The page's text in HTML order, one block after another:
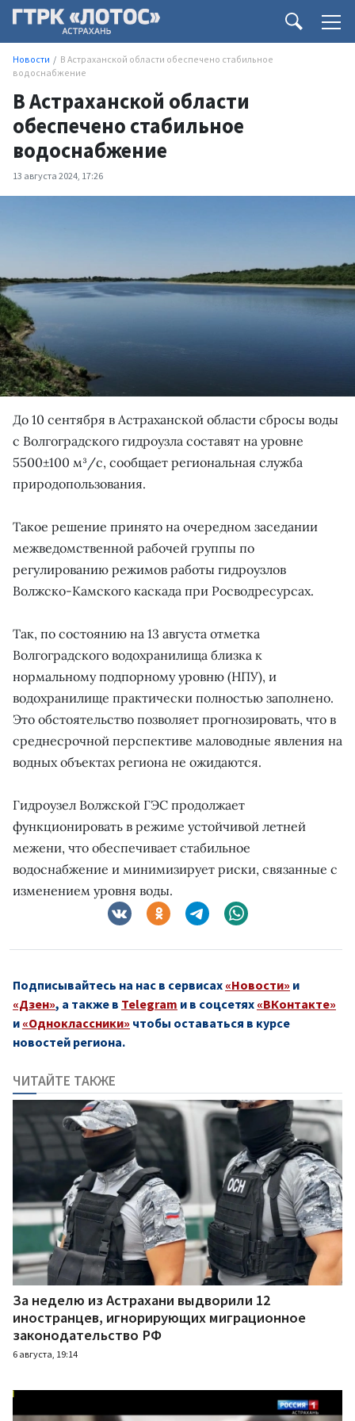
Новости
В Астраханской области обеспечено стабильное
водоснабжение
В Астраханской области
обеспечено стабильное
водоснабжение
13 августа 2024, 17:26
До 10 сентября в Астраханской области сбросы воды
с Волгоградского гидроузла составят на уровне
5500±100 м³/с, сообщает региональная служба
природопользования.
Такое решение принято на очередном заседании
межведомственной рабочей группы по
регулированию режимов работы гидроузлов
Волжско-Камского каскада при Росводресурсах.
Так, по состоянию на 13 августа отметка
Волгоградского водохранилища близка к
нормальному подпорному уровню (НПУ), и
водохранилище практически полностью заполнено.
Это обстоятельство позволяет прогнозировать, что в
среднесрочной перспективе маловодные явления на
водных объектах региона не ожидаются.
Гидроузел Волжской ГЭС продолжает
функционировать в режиме устойчивой летней
межени, что обеспечивает стабильное
водоснабжение и минимизирует риски, связанные с
изменением уровня воды.
Подписывайтесь на нас в сервисах «Новости» и
«Дзен», а также в Telegram и в соцсетях «ВКонтакте»
и «Одноклассники» чтобы оставаться в курсе
новостей региона.
ЧИТАЙТЕ ТАКЖЕ
За неделю из Астрахани выдворили 12
иностранцев, игнорирующих миграционное
законодательство РФ
6 августа, 19:14